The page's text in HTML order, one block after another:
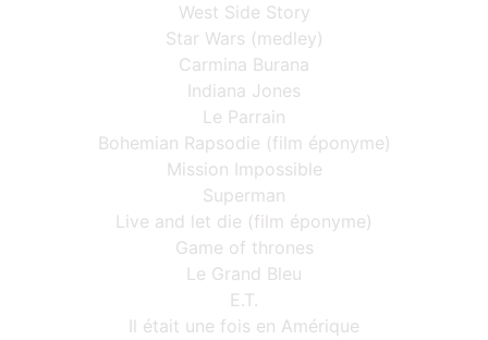
West Side Story
Star Wars (medley)
Carmina Burana
Indiana Jones
Le Parrain
Bohemian Rapsodie (film éponyme)
Mission Impossible
Superman
Live and let die (film éponyme)
Game of thrones
Le Grand Bleu
E.T.
Il était une fois en Amérique